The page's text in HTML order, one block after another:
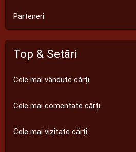
Parteneri
Top & Setări
Cele mai vândute cărți
Cele mai comentate cărți
Cele mai vizitate cărți